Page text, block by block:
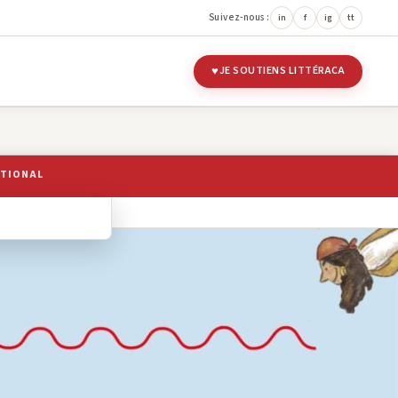
Suivez-nous : in f ig tt
JE SOUTIENS LITTÉRACA